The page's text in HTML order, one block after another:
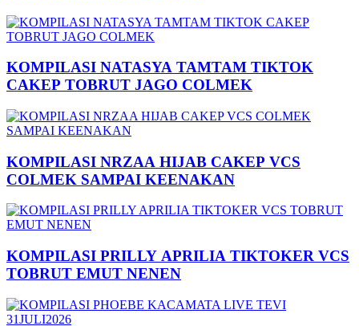
KOMPILASI NATASYA TAMTAM TIKTOK
CAKEP TOBRUT JAGO COLMEK
KOMPILASI NRZAA HIJAB CAKEP VCS
COLMEK SAMPAI KEENAKAN
KOMPILASI PRILLY APRILIA TIKTOKER VCS
TOBRUT EMUT NENEN